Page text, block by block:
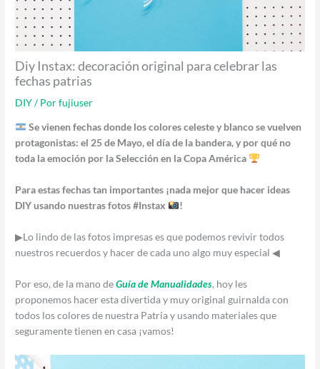
Diy Instax: decoración original para celebrar las
fechas patrias
DIY/ Porfujiuser
Se vienen fechas donde los colores celeste y blanco se vuelven
protagonistas: el 25 de Mayo, el día de la bandera, y por qué no
toda la emoción por la Selección en la Copa América
Para estas fechas tan importantes ¡nada mejor que hacer ideas
DIY usando nuestras fotos #Instax
!
▶Lo lindo de las fotos impresas es que podemos revivir todos
nuestros recuerdos y hacer de cada uno algo muy especial ◀
Por eso, de la mano deGuía de Manualidades, hoy les
proponemos hacer esta divertida y muy original guirnalda con
todos los colores de nuestra Patria y usando materiales que
seguramente tienen en casa ¡vamos!